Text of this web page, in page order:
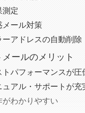
測定
メール対策
ーアドレスの自動削除
ールのメリット
トパフォーマンスが圧
ュアル・サポートが充
がわかりやすい